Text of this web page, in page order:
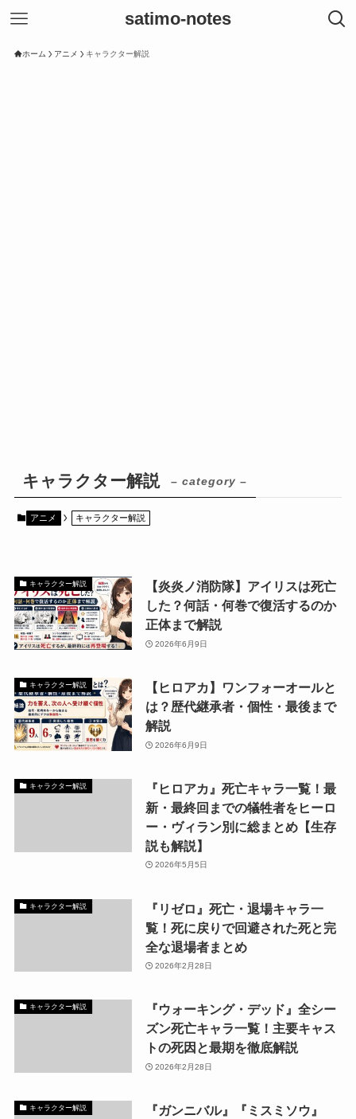
satimo-notes
ホーム アニメ キャラクター解説
キャラクター解説 – category –
アニメ キャラクター解説
キャラクター解説
【炎炎ノ消防隊】アイリスは死亡
した？何話・何巻で復活するのか
正体まで解説
2026年6月9日
キャラクター解説
【ヒロアカ】ワンフォーオールと
は？歴代継承者・個性・最後まで
解説
2026年6月9日
キャラクター解説
『ヒロアカ』死亡キャラ一覧！最
新・最終回までの犠牲者をヒーロ
ー・ヴィラン別に総まとめ【生存
説も解説】
2026年5月5日
キャラクター解説
『リゼロ』死亡・退場キャラ一
覧！死に戻りで回避された死と完
全な退場者まとめ
2026年2月28日
キャラクター解説
『ウォーキング・デッド』全シー
ズン死亡キャラ一覧！主要キャス
トの死因と最期を徹底解説
2026年2月28日
キャラクター解説
『ガンニバル』『ミスミソウ』